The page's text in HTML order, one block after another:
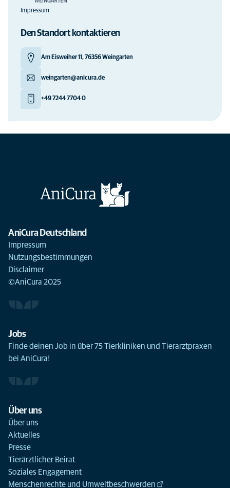
Impressum
Den Standort kontaktieren
Am Eisweiher 11, 76356 Weingarten
weingarten@anicura.de
+49 7244 7704 0
AniCura Deutschland
Impressum
Nutzungsbestimmungen
Disclaimer
©AniCura 2025
Jobs
Finde deinen Job in über 75 Tierkliniken und Tierarztpraxen
bei AniCura!
Über uns
Über uns
Aktuelles
Presse
Tierärztlicher Beirat
Soziales Engagement
Menschenrechte und Umweltbeschwerden